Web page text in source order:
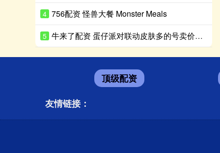
4 756配资 怪兽大餐 Monster Meals
5 牛来了配资 蛋仔派对联动皮肤多的号卖价高吗
顶级配资
友情链接：